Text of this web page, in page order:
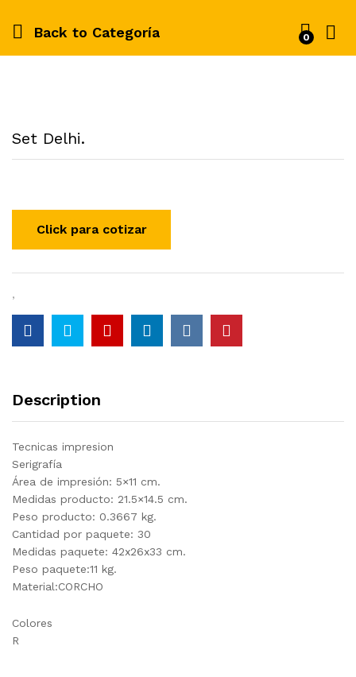
Back to Categoría 0
Set Delhi.
,
Description
Tecnicas impresion
Serigrafía
Área de impresión: 5×11 cm.
Medidas producto: 21.5×14.5 cm.
Peso producto: 0.3667 kg.
Cantidad por paquete: 30
Medidas paquete: 42x26x33 cm.
Peso paquete:11 kg.
Material:CORCHO
Colores
R